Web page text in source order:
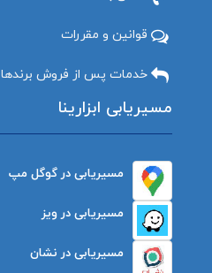
قوانین و مقررات
خدمات پس از فروش برندها
مسیریابی ابزارینا
مسیریابی در گوگل مپ
مسیریابی در ویز
مسیریابی در نشان